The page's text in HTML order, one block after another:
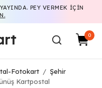
YAYINDA. PEY VERMEK IÇIN
0
Fotokart / Şehir
Kartpostal